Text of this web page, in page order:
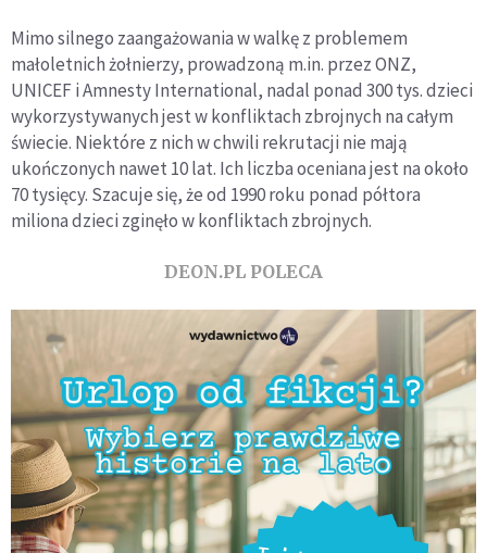
Mimo silnego zaangażowania w walkę z problemem
małoletnich żołnierzy, prowadzoną m.in. przez ONZ,
UNICEF i Amnesty International, nadal ponad 300 tys. dzieci
wykorzystywanych jest w konfliktach zbrojnych na całym
świecie. Niektóre z nich w chwili rekrutacji nie mają
ukończonych nawet 10 lat. Ich liczba oceniana jest na około
70 tysięcy. Szacuje się, że od 1990 roku ponad półtora
miliona dzieci zginęło w konfliktach zbrojnych.
DEON.PL POLECA